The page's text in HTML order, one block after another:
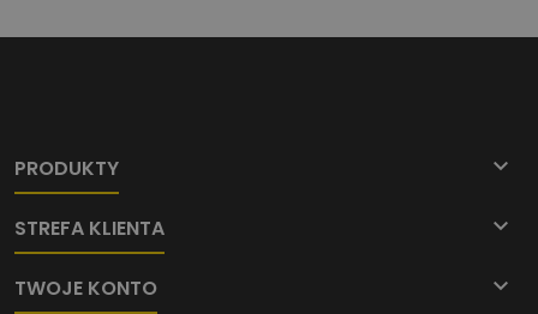
PRODUKTY 
STREFA KLIENTA 
TWOJE KONTO 